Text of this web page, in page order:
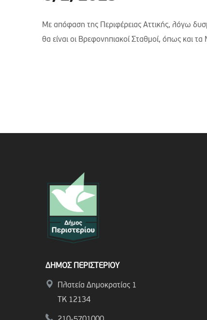
Με απόφαση της Περιφέρειας Αττικής, λόγω
θα είναι οι Βρεφονηπιακοί Σταθμοί, όπως και
ΔΗΜΟΣ ΠΕΡΙΣΤΕΡΙΟΥ
Πλατεία Δημοκρατίας 1
ΤΚ 12134